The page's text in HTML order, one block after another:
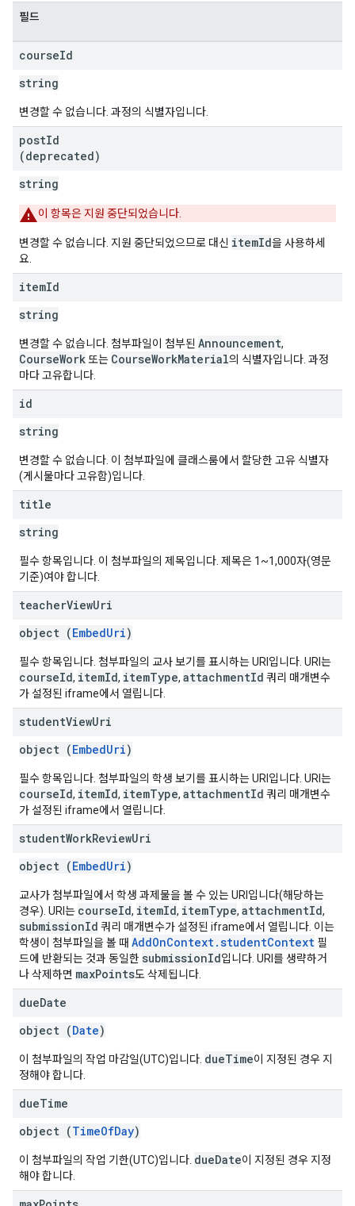
필드
courseId
string
변경할 수 없습니다. 과정의 식별자입니다.
postId
(deprecated)
string
이 항목은 지원 중단되었습니다.
변경할 수 없습니다. 지원 중단되었으므로 대신 itemId을 사용하세
요.
itemId
string
변경할 수 없습니다. 첨부파일이 첨부된 Announcement,
CourseWork 또는 CourseWorkMaterial의 식별자입니다. 과정
마다 고유합니다.
id
string
변경할 수 없습니다. 이 첨부파일에 클래스룸에서 할당한 고유 식별자
(게시물마다 고유함)입니다.
title
string
필수 항목입니다. 이 첨부파일의 제목입니다. 제목은 1~1,000자(영문
기준)여야 합니다.
teacherViewUri
object (EmbedUri)
필수 항목입니다. 첨부파일의 교사 보기를 표시하는 URI입니다. URI는
courseId, itemId, itemType, attachmentId 쿼리 매개변수
가 설정된 iframe에서 열립니다.
studentViewUri
object (EmbedUri)
필수 항목입니다. 첨부파일의 학생 보기를 표시하는 URI입니다. URI는
courseId, itemId, itemType, attachmentId 쿼리 매개변수
가 설정된 iframe에서 열립니다.
studentWorkReviewUri
object (EmbedUri)
교사가 첨부파일에서 학생 과제물을 볼 수 있는 URI입니다(해당하는
경우). URI는 courseId, itemId, itemType, attachmentId,
submissionId 쿼리 매개변수가 설정된 iframe에서 열립니다. 이는
학생이 첨부파일을 볼 때 AddOnContext.studentContext 필
드에 반환되는 것과 동일한 submissionId입니다. URI를 생략하거
나 삭제하면 maxPoints도 삭제됩니다.
dueDate
object (Date)
이 첨부파일의 작업 마감일(UTC)입니다. dueTime이 지정된 경우 지
정해야 합니다.
dueTime
object (TimeOfDay)
이 첨부파일의 작업 기한(UTC)입니다. dueDate이 지정된 경우 지정
해야 합니다.